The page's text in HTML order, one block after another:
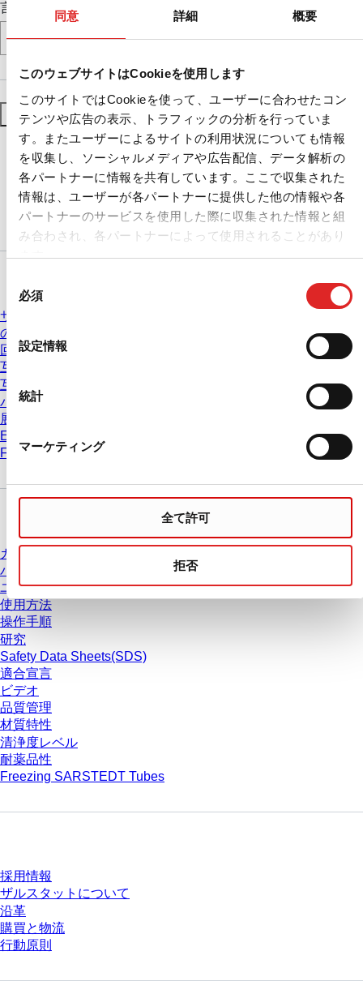
同意 詳細 概要
このウェブサイトはCookieを使用します
このサイトではCookieを使って、ユーザーに合わせたコン
テンツや広告の表示、トラフィックの分析を行っていま
す。またユーザーによるサイトの利用状況についても情報
を収集し、ソーシャルメディアや広告配信、データ解析の
各パートナーに情報を共有しています。ここで収集された
情報は、ユーザーが各パートナーに提供した他の情報や各
パートナーのサービスを使用した際に収集された情報と組
み合わされ、各パートナーによって使用されることがあり
ます。
の
選
択
必須
設定情報
統計
マーケティング
全て許可
拒否
言語
フィルターをリセット フィルターを適用
サービス & サポート
の推奨遠心分離条件は
回転速度の相互変換
互換表 PCRプレート
互換表 ピペットチップ
バッチ証明書
展示会 & 学会
Eラーニング
FAQ
カタログ
パンフレット
ユーザー情報
使用方法
操作手順
研究
Safety Data Sheets(SDS)
適合宣言
ビデオ
品質管理
材質特性
清浄度レベル
耐薬品性
Freezing SARSTEDT Tubes
採用情報
ザルスタットについて
沿革
購買と物流
行動原則